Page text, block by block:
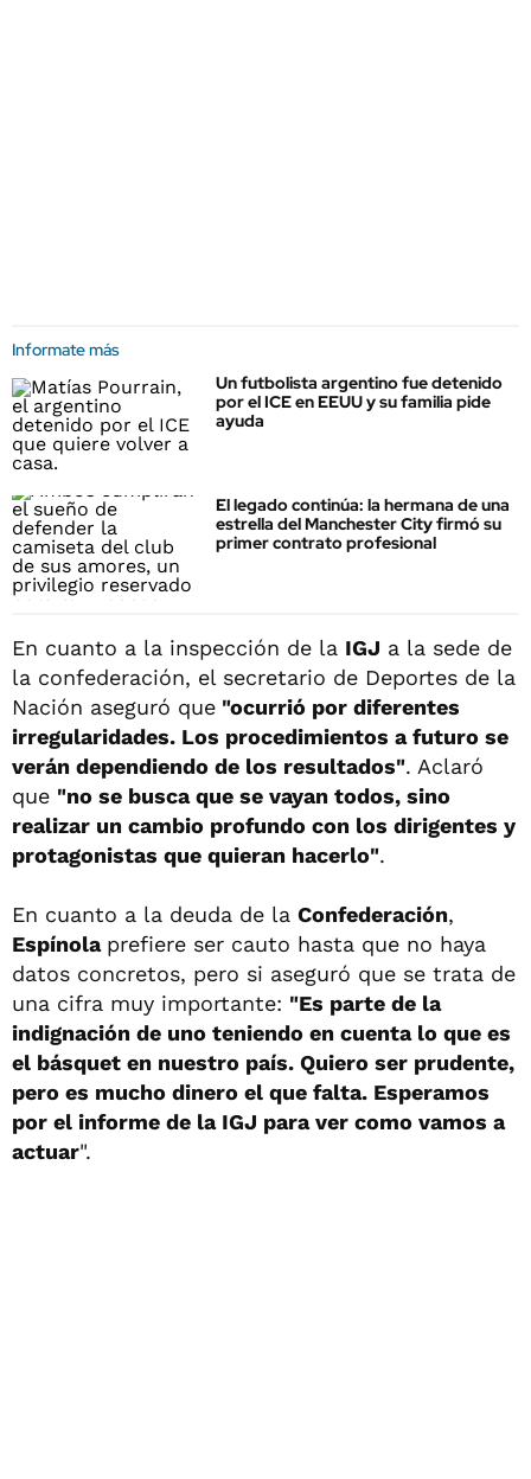
Informate más
Un futbolista argentino fue detenido
por el ICE en EEUU y su familia pide
ayuda
El legado continúa: la hermana de una
estrella del Manchester City firmó su
primer contrato profesional
En cuanto a la inspección de la IGJ a la sede de
la confederación, el secretario de Deportes de la
Nación aseguró que "ocurrió por diferentes
irregularidades. Los procedimientos a futuro se
verán dependiendo de los resultados". Aclaró
que "no se busca que se vayan todos, sino
realizar un cambio profundo con los dirigentes y
protagonistas que quieran hacerlo".
En cuanto a la deuda de la Confederación,
Espínola prefiere ser cauto hasta que no haya
datos concretos, pero si aseguró que se trata de
una cifra muy importante: "Es parte de la
indignación de uno teniendo en cuenta lo que es
el básquet en nuestro país. Quiero ser prudente,
pero es mucho dinero el que falta. Esperamos
por el informe de la IGJ para ver como vamos a
actuar".